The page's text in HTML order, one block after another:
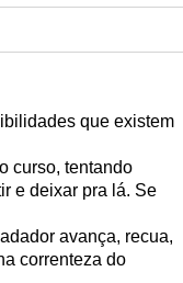
que existem
curso, tentando
e deixar pra lá. Se
avança, recua,
correnteza do